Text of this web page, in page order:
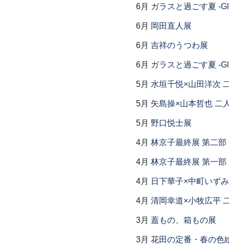
6月 ガラスと過ごす夏 -
6月 岡田直人展
6月 吉祥のうつわ展
6月 ガラスと過ごす夏 -
5月 水垣千悦×山田洋次
5月 矢島操×山本哲也 二
5月 野口悦士展
4月 林京子最終展 第二
4月 林京子最終展 第一
4月 日下華子×中町いず
4月 清岡幸道×小牧広平
3月 蓋もの、箱もの展
3月 花田の定番・春の色